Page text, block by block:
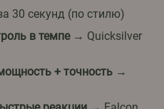
30 секунд (по стилю)
в темпе→ Quicksilver
+ точность →